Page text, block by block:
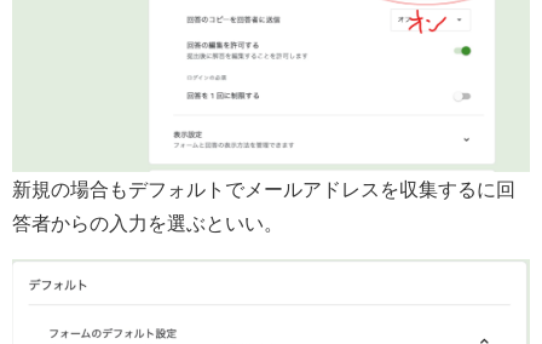
新規の場合もデフォルトでメールアドレスを収集するに回
答者からの入力を選ぶといい。